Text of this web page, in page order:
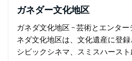
ガネダー文化地区
ガネダ文化地区 – 芸術とエンタ
ネダ文化地区は、文化遺産に登録
シビックシネマ、スミスハース